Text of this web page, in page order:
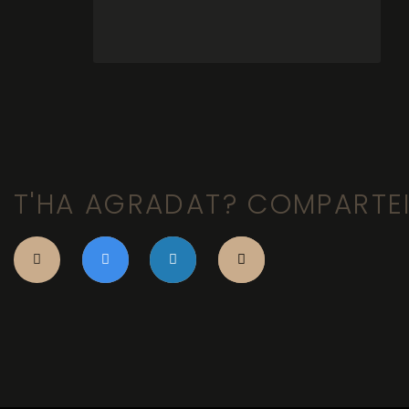
T'HA AGRADAT?